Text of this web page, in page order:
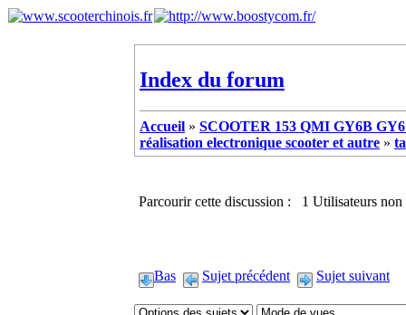
Index du forum
Accueil » SCOOTER 153 QMI GY6B
réalisation electronique scooter et autre »
Parcourir cette discussion : 1 Utilisateurs non
Bas Sujet précédent Sujet suivant